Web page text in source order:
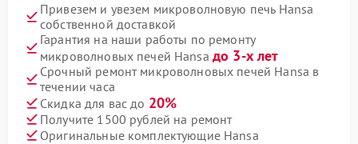
Привезем и увезем микроволновую печь Hansa
собственной доставкой
Гарантия на наши работы по ремонту
микроволновых печей Hansa до 3-х лет
Срочный ремонт микроволновых печей Hansa в
течении часа
Скидка для вас до 20%
Получите 1500 рублей на ремонт
Оригинальные комплектующие Hansa